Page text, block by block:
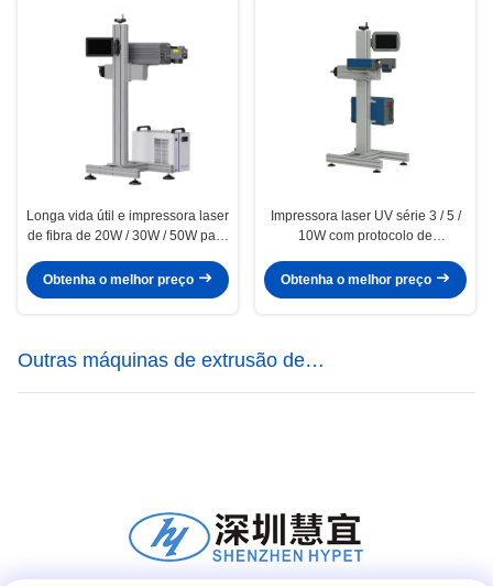
Longa vida útil e impressora laser
de fibra de 20W / 30W / 50W para
Obtenha o melhor preço
Impressora laser UV série 3 / 5 /
10W com protocolo de
Obtenha o melhor preço
Outras máquinas de extrusão de
plásticos